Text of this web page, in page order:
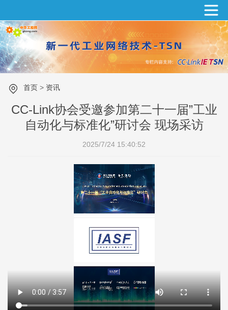
首页 > 资讯
CC-Link协会受邀参加第二十一届”工业
自动化与标准化”研讨会 现场采访
2025/7/24 15:40:52